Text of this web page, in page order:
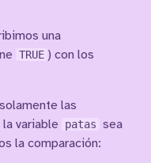
una
TRUE ) con los
las
variable
patas sea
la comparación: